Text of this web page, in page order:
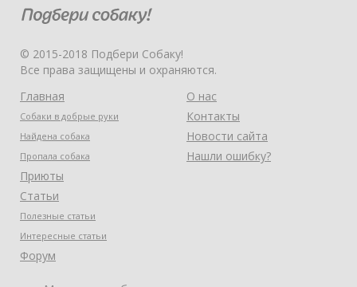
© 2015-2018 Подбери Собаку!
Все права защищены и охраняются.
Главная
Собаки в добрые руки
Найдена собака
Пропала собака
Приюты
Статьи
Полезные статьи
Интересные статьи
Форум
О нас
Контакты
Новости сайта
Нашли ошибку?